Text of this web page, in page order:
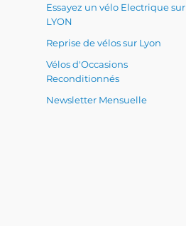
Essayez un vélo Electrique sur
LYON
Reprise de vélos sur Lyon
Vélos d'Occasions
Reconditionnés
Newsletter Mensuelle